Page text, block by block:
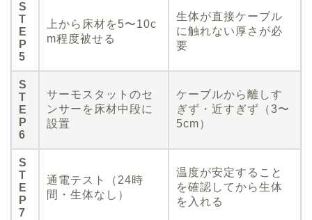
S
T
E
P
5
上から床材を5〜10c
m程度被せる
生体が直接ケーブル
に触れない厚さが必
要
S
T
E
P
6
サーモスタットのセ
ンサーを床材中段に
設置
ケーブルから離しす
ぎず・近すぎず（3〜
5cm）
S
T
E
P
7
通電テスト（24時
間・生体なし）
温度が安定すること
を確認してから生体
を入れる